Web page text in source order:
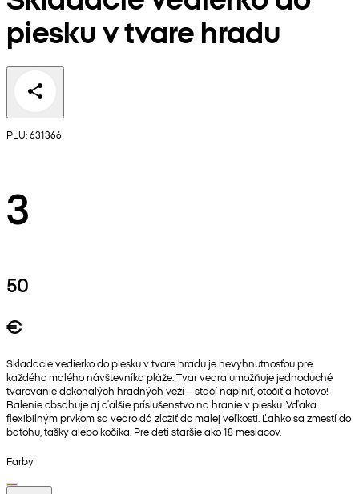
piesku v tvare hradu
PLU: 631366
3
50
€
Skladacie vedierko do piesku v tvare hradu je nevyhnutnosťou pre
každého malého návštevníka pláže. Tvar vedra umožňuje jednoduché
tvarovanie dokonalých hradných veží – stačí naplniť, otočiť a hotovo!
Balenie obsahuje aj ďalšie príslušenstvo na hranie v piesku. Vďaka
flexibilným prvkom sa vedro dá zložiť do malej veľkosti. Ľahko sa zmestí do
batohu, tašky alebo kočíka. Pre deti staršie ako 18 mesiacov.
Farby